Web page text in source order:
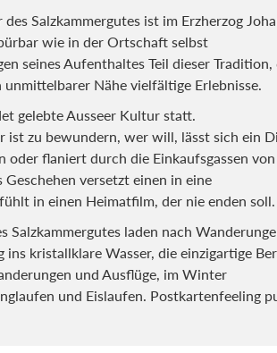
Salzkammergutes ist im Erzherzog
wie in der Ortschaft selbst
seines Aufenthaltes Teil dieser Tradition,
Nähe vielfältige Erlebnisse.
gelebte Ausseer Kultur statt.
ist zu bewundern, wer will, lässt sich ein
oder flaniert durch die Einkaufsgassen von
Geschehen versetzt einen in eine
in einen Heimatfilm, der nie enden soll.
Salzkammergutes laden nach
ins kristallklare Wasser, die einzigartige
und Ausflüge, im Winter
und Eislaufen. Postkartenfeeling